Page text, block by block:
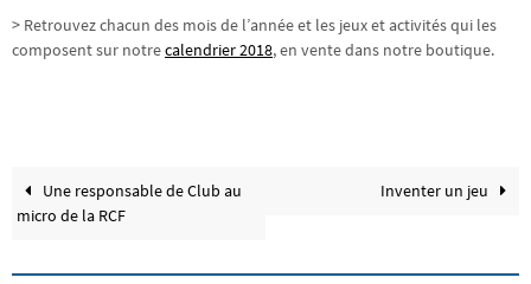
> Retrouvez chacun des mois de l’année et les jeux et activités qui les
composent sur notrecalendrier 2018, en vente dans notre boutique.
Une responsable de Club au
micro de la RCF
Inventer un jeu